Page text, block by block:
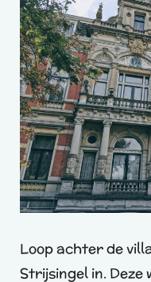
Loop achter de
Strijsingel in.